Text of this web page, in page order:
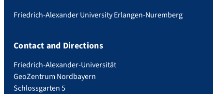
Friedrich-Alexander University Erlangen-Nuremberg
Contact and Directions
Friedrich-Alexander-Universität
GeoZentrum Nordbayern
Schlossgarten 5